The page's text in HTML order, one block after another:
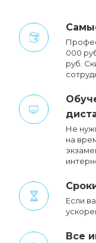
000
руб.
Не
на
Если
Все